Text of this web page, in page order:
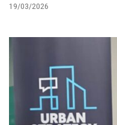
19/03/2026